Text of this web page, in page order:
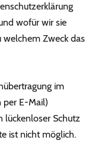
wofür wir sie
welchem Zweck das
im
per E-Mail)
lückenloser Schutz
ist nicht möglich.